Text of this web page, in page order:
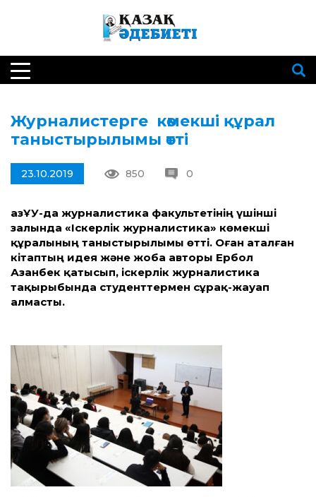
Журналистерге көмекші құрал
таныстырылымы өтті
23.10.2019 850 0
ҚазҰУ-да журналистика факультетінің үшінші
залында «Іскерлік журналистика» көмекші
құралының таныстырылымы өтті. Оған аталған
кітаптың идея және жоба авторы Ербол
Азанбек қатысып, іскерлік журналистика
тақырыбында студенттермен сұрақ-жауап
алмасты.